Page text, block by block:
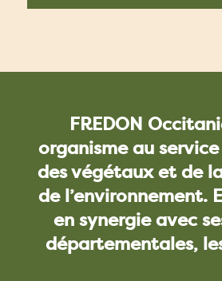
FREDON
organisme au
des végétaux et de
de l’environnement.
en synergie avec
départementales,